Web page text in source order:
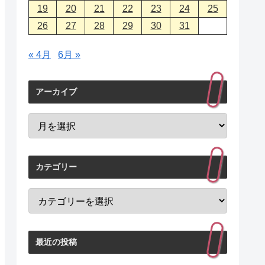
19 20 21 22 23 24
25
26
27 28 29 30 31
« 4月 6月 »
アーカイブ
カテゴリー
最近の投稿